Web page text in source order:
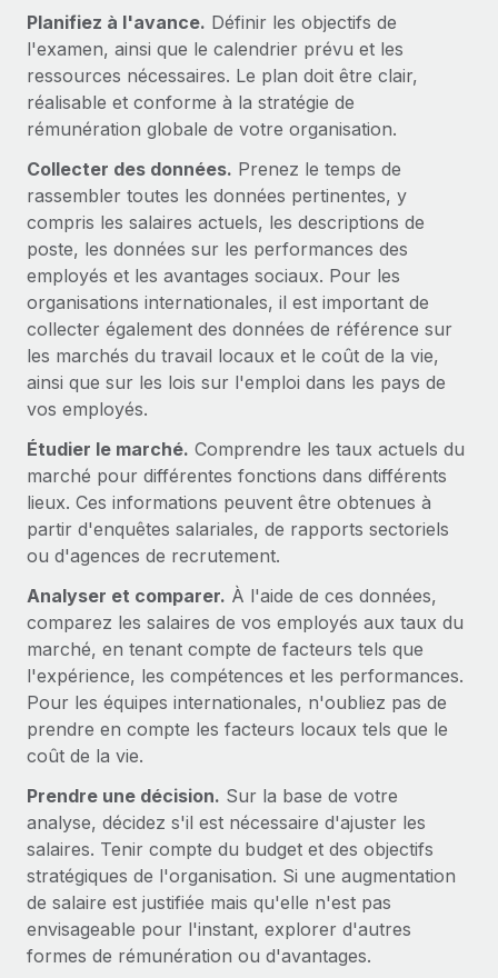
Établissez des entités rapidement et en toute
conformité
Mobilité et déménagement international
Organisez facilement le déménagement de vos
Avantages sociaux
Gérez facilement les avantages sociaux
Explorer le blog
BLOG
Mises à jour des produits de Remote :
freelances Plus
Remote a toujours pour mission d'aider les entreprises de
toute taille à embaucher, gérer et payer...
En savoir plus
Comment Phiture gère ses 55 employés
répartis dans 19 pays grâce à Remote
Phiture, un leader notable du conseil en matière de
croissance mobile internationale, encourage les...
En savoir plus
Planifiez à l'avance. Définir les objectifs de
l'examen, ainsi que le calendrier prévu et les
ressources nécessaires. Le plan doit être clair,
réalisable et conforme à la stratégie de
rémunération globale de votre organisation.
Collecter des données. Prenez le temps de
rassembler toutes les données pertinentes, y
compris les salaires actuels, les descriptions de
poste, les données sur les performances des
employés et les avantages sociaux. Pour les
organisations internationales, il est important de
collecter également des données de référence sur
les marchés du travail locaux et le coût de la vie,
ainsi que sur les lois sur l'emploi dans les pays de
vos employés.
Étudier le marché. Comprendre les taux actuels du
marché pour différentes fonctions dans différents
lieux. Ces informations peuvent être obtenues à
partir d'enquêtes salariales, de rapports sectoriels
ou d'agences de recrutement.
Analyser et comparer. À l'aide de ces données,
comparez les salaires de vos employés aux taux du
marché, en tenant compte de facteurs tels que
l'expérience, les compétences et les performances.
Pour les équipes internationales, n'oubliez pas de
prendre en compte les facteurs locaux tels que le
coût de la vie.
Prendre une décision. Sur la base de votre
analyse, décidez s'il est nécessaire d'ajuster les
salaires. Tenir compte du budget et des objectifs
stratégiques de l'organisation. Si une augmentation
de salaire est justifiée mais qu'elle n'est pas
envisageable pour l'instant, explorer d'autres
formes de rémunération ou d'avantages.